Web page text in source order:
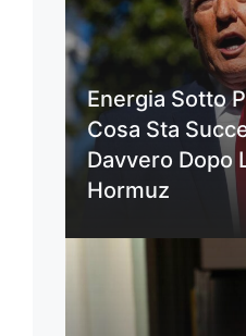
Energia Sotto
Cosa Sta
Davvero Dopo
Hormuz